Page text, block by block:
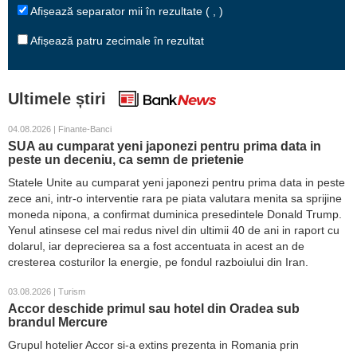
Afișează separator mii în rezultate ( , )
Afișează patru zecimale în rezultat
Ultimele știri
04.08.2026 | Finante-Banci
SUA au cumparat yeni japonezi pentru prima data in
peste un deceniu, ca semn de prietenie
Statele Unite au cumparat yeni japonezi pentru prima data in peste
zece ani, intr-o interventie rara pe piata valutara menita sa sprijine
moneda nipona, a confirmat duminica presedintele Donald Trump.
Yenul atinsese cel mai redus nivel din ultimii 40 de ani in raport cu
dolarul, iar deprecierea sa a fost accentuata in acest an de
cresterea costurilor la energie, pe fondul razboiului din Iran.
03.08.2026 | Turism
Accor deschide primul sau hotel din Oradea sub
brandul Mercure
Grupul hotelier Accor si-a extins prezenta in Romania prin